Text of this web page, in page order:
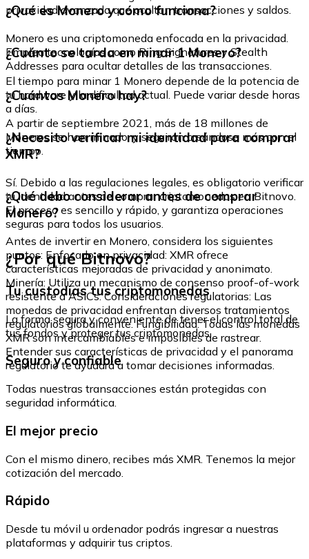
privacidad avanzada que ocultan transacciones y saldos.
¿Qué es Monero y cómo funciona?
Monero es una criptomoneda enfocada en la privacidad.
Emplea tecnologías como Ring Signatures y Stealth
Addresses para ocultar detalles de las transacciones.
¿Cuánto se tarda en minar 1 Monero?
El tiempo para minar 1 Monero depende de la potencia de
tu hardware y la dificultad actual. Puede variar desde horas
a días.
¿Cuántos Monero hay?
A partir de septiembre 2021, más de 18 millones de
Moneros se han minado, y seguirán creándose más con el
tiempo.
¿Necesito verificar mi identidad para comprar
XMR?
Sí. Debido a las regulaciones legales, es obligatorio verificar
tu identidad antes de comprar criptomonedas en Bitnovo.
El proceso es sencillo y rápido, y garantiza operaciones
seguras para todos los usuarios.
¿Qué debo considerar antes de comprar
Monero?
Antes de invertir en Monero, considera los siguientes
puntos: Enfocado en privacidad: XMR ofrece
características mejoradas de privacidad y anonimato.
Minería: Utiliza un mecanismo de consenso proof-of-work
resistente a ASICs. Consideraciones regulatorias: Las
monedas de privacidad enfrentan diversos tratamientos
regulatorios globalmente. Fungibilidad: Todas las monedas
XMR son intercambiables e imposibles de rastrear.
Entender sus características de privacidad y el panorama
regulatorio te ayudará a tomar decisiones informadas.
¿Por qué Bitnovo?
Tu custodias tus criptomonedas
La forma segura y conveniente de tener el control total de
tus fondos y proteger tus criptomonedas.
Seguro y confiable
Todas nuestras transacciones están protegidas con
seguridad informática.
El mejor precio
Con el mismo dinero, recibes más XMR. Tenemos la mejor
cotización del mercado.
Rápido
Desde tu móvil u ordenador podrás ingresar a nuestras
plataformas y adquirir tus criptos.